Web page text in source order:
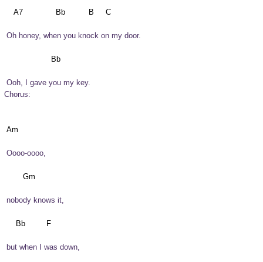
Oh honey, when you knock on my door.
Ooh, I gave you my key.
Chorus:
Oooo-oooo,
nobody knows it,
but when I was down,